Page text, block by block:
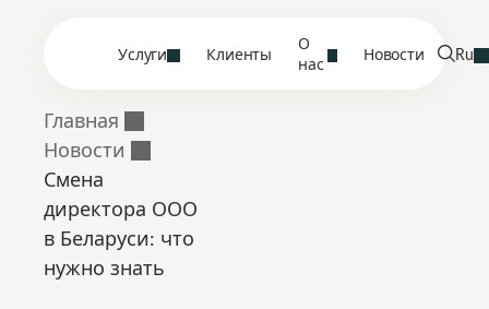
Услуги Клиенты
О
нас
Новости Ru
Главная
Новости
Смена
директора ООО
в Беларуси: что
нужно знать